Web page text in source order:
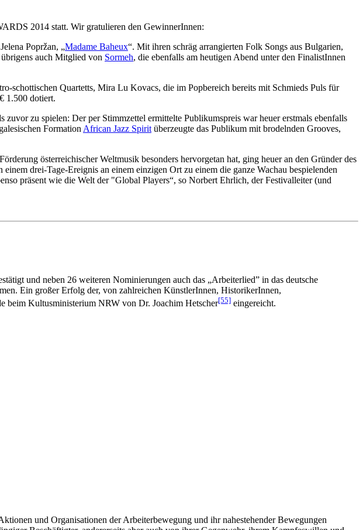
2014 statt. Wir gratulieren den GewinnerInnen:
Popržan, „Madame Baheux“. Mit ihren schräg arrangierten Folk Songs aus Bulgarien,
auch Mitglied von Sormeh, die ebenfalls am heutigen Abend unter den FinalistInnen
schottischen Quartetts, Mira Lu Kovacs, die im Popbereich bereits mit Schmieds Puls für
1.500 dotiert.
zu spielen: Der per Stimmzettel ermittelte Publikumspreis war heuer erstmals ebenfalls
Formation African Jazz Spirit überzeugte das Publikum mit brodelnden Grooves,
österreichischer Weltmusik besonders hervorgetan hat, ging heuer an den Gründer des
drei-Tage-Ereignis an einem einzigen Ort zu einem die ganze Wachau bespielenden
präsent wie die Welt der "Global Players“, so Norbert Ehrlich, der Festivalleiter (und
und neben 26 weiteren Nominierungen auch das „Arbeiterlied” in das deutsche
Ein großer Erfolg der, von zahlreichen KünstlerInnen, HistorikerInnen,
beim Kultusministerium NRW von Dr. Joachim Hetscher[55] eingereicht.
und Organisationen der Arbeiterbewegung und ihr nahestehender Bewegungen